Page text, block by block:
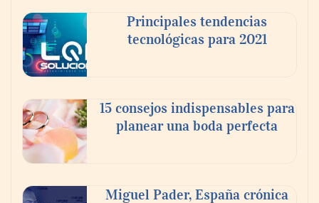
Principales tendencias
tecnológicas para 2021
15 consejos indispensables para
planear una boda perfecta
Miguel Pader, España crónica